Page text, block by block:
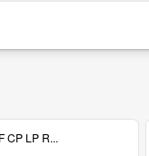
CP LP R...